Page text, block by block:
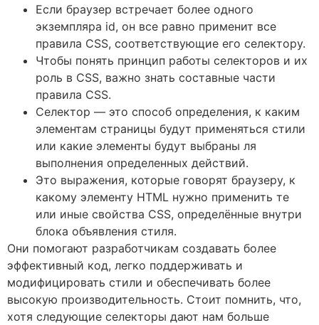
Если браузер встречает более одного
экземпляра id, он все равно применит все
правила CSS, соответствующие его селектору.
Чтобы понять принцип работы селекторов и их
роль в CSS, важно знать составные части
правила CSS.
Селектор — это способ определения, к каким
элементам страницы будут применяться стили
или какие элементы будут выбраны ля
выполнения определенных действий.
Это выражения, которые говорят браузеру, к
какому элементу HTML нужно применить те
или иные свойства CSS, определённые внутри
блока объявления стиля.
Они помогают разработчикам создавать более
эффективный код, легко поддерживать и
модифицировать стили и обеспечивать более
высокую производительность. Стоит помнить, что,
хотя следующие селекторы дают нам больше